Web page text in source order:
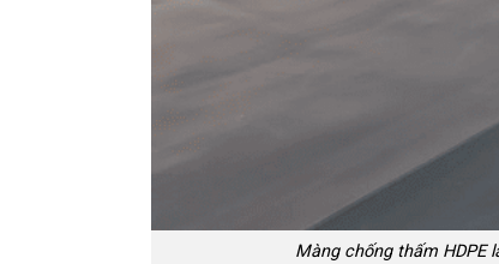
Màng chống thấm HDPE